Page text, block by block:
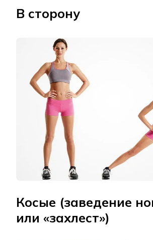
В сторону
Косые (заведение
или «захлест»)